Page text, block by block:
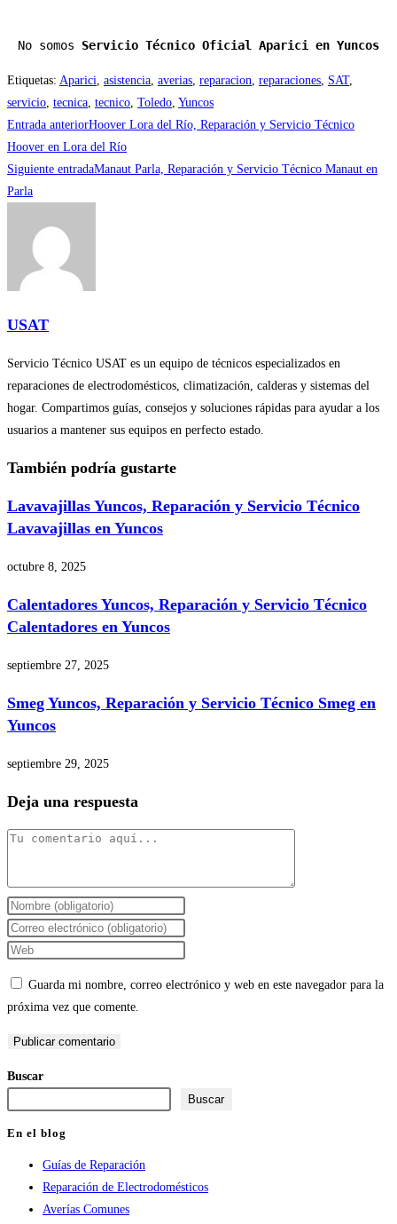
No somos Servicio Técnico Oficial Aparici en Yuncos
Etiquetas: Aparici, asistencia, averias, reparacion, reparaciones, SAT,
servicio, tecnica, tecnico, Toledo, Yuncos
Leer
más
artículos
Entrada anteriorHoover Lora del Río, Reparación y Servicio Técnico
Hoover en Lora del Río
Siguiente entradaManaut Parla, Reparación y Servicio Técnico Manaut en
Parla
USAT
Servicio Técnico USAT es un equipo de técnicos especializados en
reparaciones de electrodomésticos, climatización, calderas y sistemas del
hogar. Compartimos guías, consejos y soluciones rápidas para ayudar a los
usuarios a mantener sus equipos en perfecto estado.
También podría gustarte
Lavavajillas Yuncos, Reparación y Servicio Técnico
Lavavajillas en Yuncos
octubre 8, 2025
Calentadores Yuncos, Reparación y Servicio Técnico
Calentadores en Yuncos
septiembre 27, 2025
Smeg Yuncos, Reparación y Servicio Técnico Smeg en
Yuncos
septiembre 29, 2025
Deja una respuesta
Comentario
Introduce
tu
nombre
de
usuario
comentar
Introduce
tu
correo
electrónico
comentar
Introduce
de
tu
(opcional)
Guarda mi nombre, correo electrónico y web en este navegador para la
próxima vez que comente.
Buscar
Buscar
En el blog
Guías de Reparación
Reparación de Electrodomésticos
Averías Comunes